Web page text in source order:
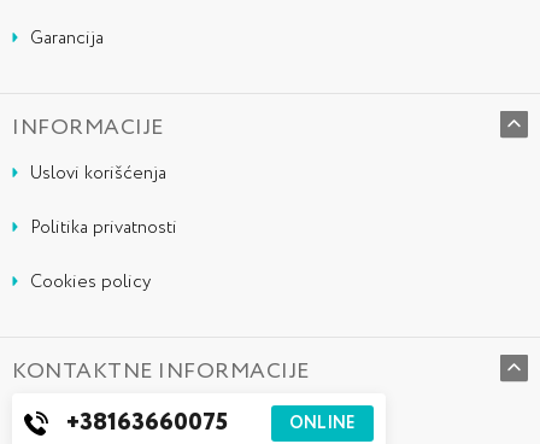
Garancija
INFORMACIJE
Uslovi korišćenja
Politika privatnosti
Cookies policy
KONTAKTNE INFORMACIJE
+38163660075 ONLINE